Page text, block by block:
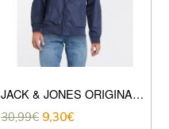
JACK & JONES ORIGINALS – BOMBER BLU NAVY
30,99€ 9,30€